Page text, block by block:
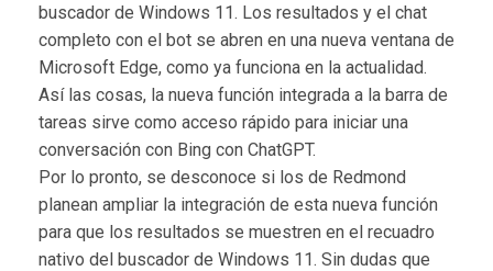
buscador de Windows 11. Los resultados y el chat
completo con el bot se abren en una nueva ventana de
Microsoft Edge, como ya funciona en la actualidad.
Así las cosas, la nueva función integrada a la barra de
tareas sirve como acceso rápido para iniciar una
conversación con Bing con ChatGPT.
Por lo pronto, se desconoce si los de Redmond
planean ampliar la integración de esta nueva función
para que los resultados se muestren en el recuadro
nativo del buscador de Windows 11. Sin dudas que